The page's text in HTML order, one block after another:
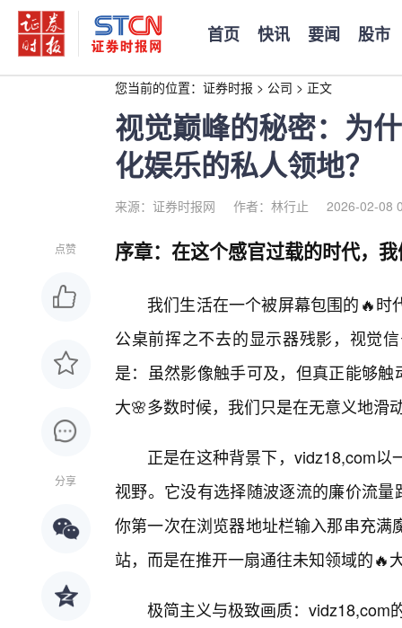
首页 快讯 要闻 股市
您当前的位置： 证券时报 > 公司 > 正文
视觉巅峰的秘密：为
化娱乐的私人领地？
来源：证券时报网 作者：林行止 2026-02-08
点赞
分享
序章：在这个感官过载的时代，
我们生活在一个被屏幕包围的🔥
公桌前挥之不去的显示器残影，视觉
是：虽然影像触手可及，但真正能够
大🌸多数时候，我们只是在无意义地滑
正是在这种背景下，vidz18,com
视野。它没有选择随波逐流的廉价流
你第一次在浏览器地址栏输入那串充
站，而是在推开一扇通往未知领域的🔥
极简主义与极致画质：vidz18,com